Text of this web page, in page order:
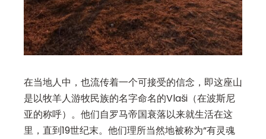
在当地人中，也流传着一个可接受的信念，即这座山
是以牧羊人游牧民族的名字命名的Vlaši（在波斯尼
亚的称呼）。他们自罗马帝国衰落以来就生活在这
里，直到19世纪末。他们理所当然地被称为“有灵魂